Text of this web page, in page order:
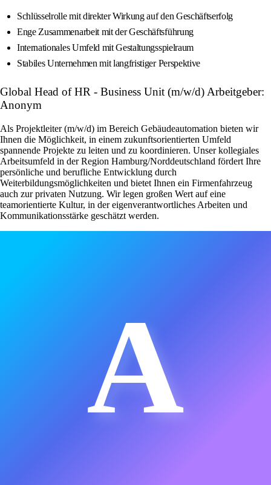
Schlüsselrolle mit direkter Wirkung auf den Geschäftserfolg
Enge Zusammenarbeit mit der Geschäftsführung
Internationales Umfeld mit Gestaltungsspielraum
Stabiles Unternehmen mit langfristiger Perspektive
Global Head of HR - Business Unit (m/w/d) Arbeitgeber:
Anonym
Als Projektleiter (m/w/d) im Bereich Gebäudeautomation bieten wir
Ihnen die Möglichkeit, in einem zukunftsorientierten Umfeld
spannende Projekte zu leiten und zu koordinieren. Unser kollegiales
Arbeitsumfeld in der Region Hamburg/Norddeutschland fördert Ihre
persönliche und berufliche Entwicklung durch
Weiterbildungsmöglichkeiten und bietet Ihnen ein Firmenfahrzeug
auch zur privaten Nutzung. Wir legen großen Wert auf eine
teamorientierte Kultur, in der eigenverantwortliches Arbeiten und
Kommunikationsstärke geschätzt werden.
A